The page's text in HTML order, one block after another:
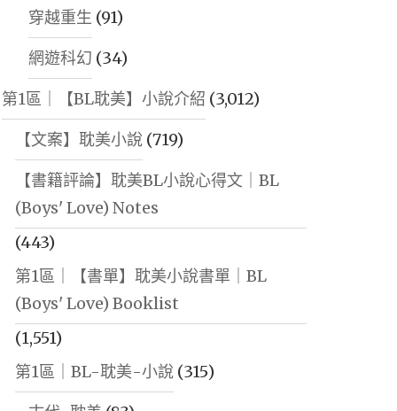
穿越重生 (91)
網遊科幻 (34)
第1區｜【BL耽美】小說介紹 (3,012)
【文案】耽美小說(719)
【書籍評論】耽美BL小說心得文｜BL
(Boys' Love) Notes
(443)
第1區｜【書單】耽美小說書單｜BL
(Boys' Love) Booklist
(1,551)
第1區｜BL-耽美-小說(315)